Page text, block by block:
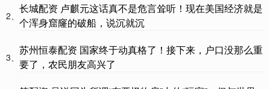
2、
长城配资 卢麒元这话真不是危言耸听！现在美国经济就是
个浑身窟窿的破船，说沉就沉
3、
苏州恒泰配资 国家终于动真格了！接下来，户口没那么重
要了，农民朋友高兴了